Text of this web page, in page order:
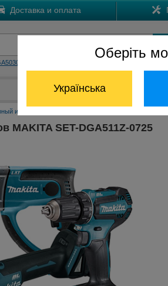
Оберіть
Українська
Доставка и оплата
Отдел запчастей: (068)
инструмент Макита
MAKITA SET-DGA511Z-0725